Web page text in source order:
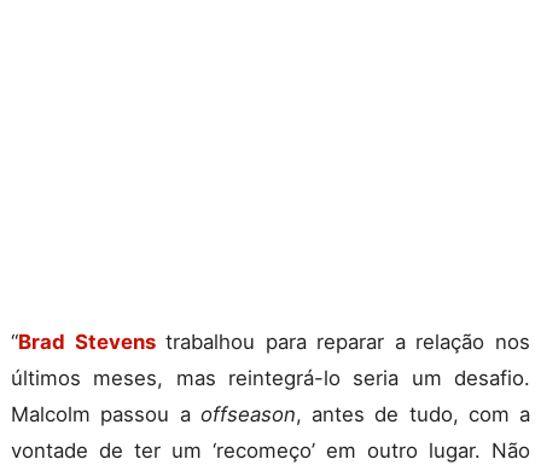
“Brad Stevenstrabalhou para reparar a relação nos
últimos meses, mas reintegrá-lo seria um desafio.
Malcolm passou a offseason, antes de tudo, com a
vontade de ter um ‘recomeço’ em outro lugar. Não